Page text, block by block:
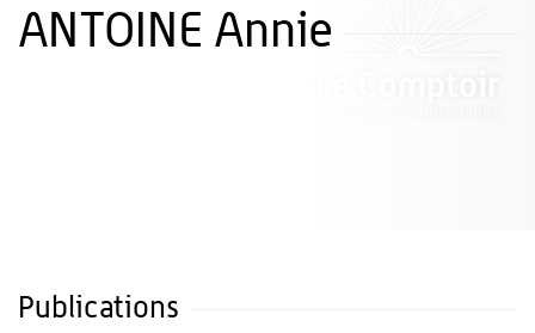
ANTOINE Annie
Publications